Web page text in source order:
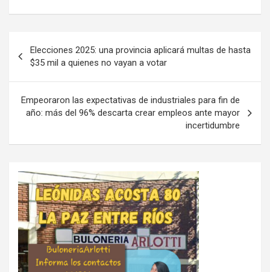
de
entradas
Elecciones 2025: una provincia aplicará multas de hasta
$35 mil a quienes no vayan a votar
Empeoraron las expectativas de industriales para fin de
año: más del 96% descarta crear empleos ante mayor
incertidumbre